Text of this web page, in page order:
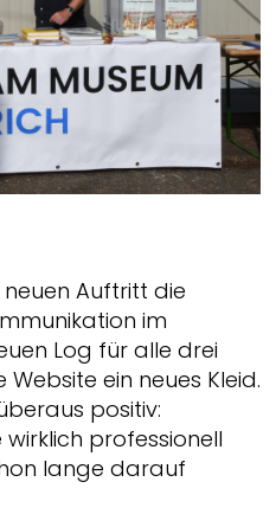
Auftritt die
im
Log für alle drei
ein neues Kleid.
positiv:
professionell
lange darauf